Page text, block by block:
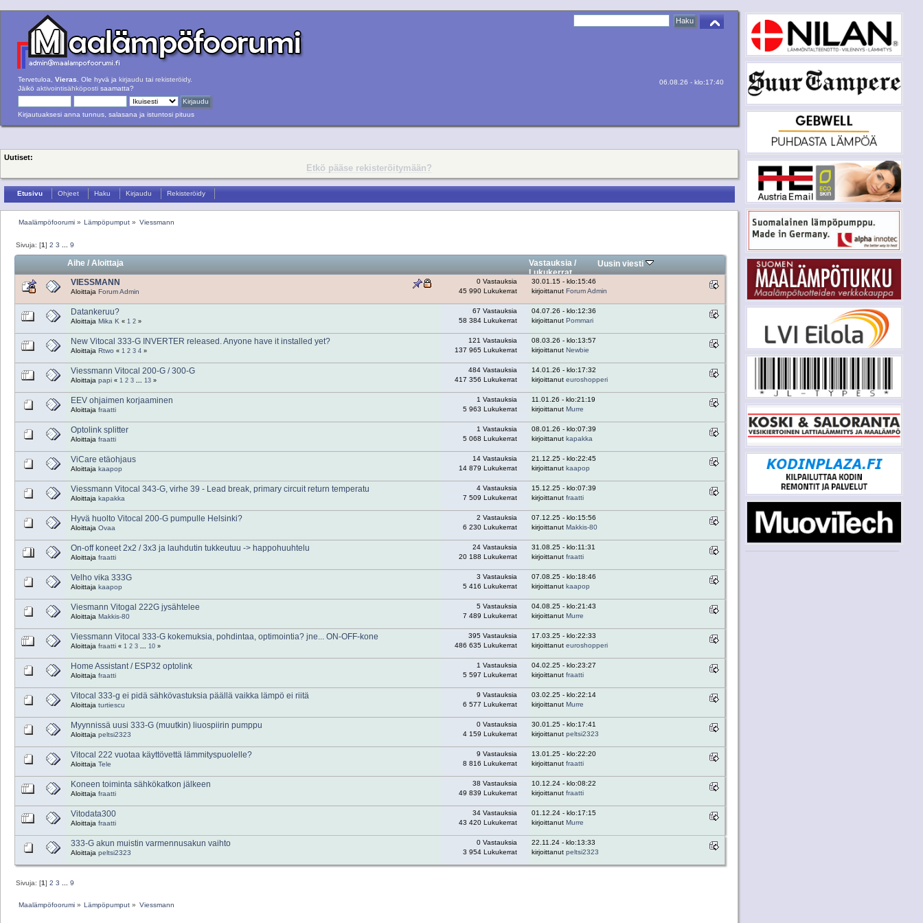
Tervetuloa, Vieras . Ole hyvä ja kirjaudu tai rekisteröidy.
Jäikö aktivointisähköposti saamatta?
Kirjautuaksesi anna tunnus, salasana ja istuntosi pituus
06.08.26 - klo:17:40
Uutiset:
Etkö pääse rekisteröitymään?
Etusivu Ohjeet Haku Kirjaudu Rekisteröidy
Maalämpöfoorumi» Lämpöpumput » Viessmann
Sivuja: [1]2 3 ...9
Aihe / Aloittaja Uusin viesti
Vastauksia/
Lukukerrat
VIESSMANN
Aloittaja Forum Admin
0 Vastauksia
45 990 Lukukerrat
30.01.15 - klo:15:46
kirjoittanutForum Admin
Datankeruu?
Aloittaja Mika K « 1 2»
67 Vastauksia
58 384 Lukukerrat
04.07.26 - klo:12:36
kirjoittanutPommari
New Vitocal 333-G INVERTER released. Anyone have it installed yet?
Aloittaja Rtwo « 1 2 3 4»
121 Vastauksia
137 965 Lukukerrat
08.03.26 - klo:13:57
kirjoittanutNewbie
Viessmann Vitocal 200-G / 300-G
Aloittaja papi « 1 2 3 13»
484 Vastauksia
417 356 Lukukerrat
14.01.26 - klo:17:32
kirjoittanuteuroshopperi
EEV ohjaimen korjaaminen
Aloittaja fraatti
1 Vastauksia
5 963 Lukukerrat
11.01.26 - klo:21:19
kirjoittanutMurre
Optolink splitter
Aloittaja fraatti
1 Vastauksia
5 068 Lukukerrat
08.01.26 - klo:07:39
kirjoittanutkapakka
ViCare etäohjaus
Aloittaja kaapop
14 Vastauksia
14 879 Lukukerrat
21.12.25 - klo:22:45
kirjoittanutkaapop
Viessmann Vitocal 343-G, virhe 39 - Lead break, primary circuit return temperatu
Aloittaja kapakka
4 Vastauksia
7 509 Lukukerrat
15.12.25 - klo:07:39
kirjoittanutfraatti
Hyvä huolto Vitocal 200-G pumpulle Helsinki?
Aloittaja Ovaa
2 Vastauksia
6 230 Lukukerrat
07.12.25 - klo:15:56
kirjoittanutMakkis-80
On-off koneet 2x2 / 3x3 ja lauhdutin tukkeutuu -> happohuuhtelu
Aloittaja fraatti
24 Vastauksia
20 188 Lukukerrat
31.08.25 - klo:11:31
kirjoittanutfraatti
Velho vika 333G
Aloittaja kaapop
3 Vastauksia
5 416 Lukukerrat
07.08.25 - klo:18:46
kirjoittanutkaapop
Viesmann Vitogal 222G jysähtelee
Aloittaja Makkis-80
5 Vastauksia
7 489 Lukukerrat
04.08.25 - klo:21:43
kirjoittanutMurre
Viessmann Vitocal 333-G kokemuksia, pohdintaa, optimointia? jne... ON-OFF-kone
Aloittaja fraatti « 1 2 3 10»
395 Vastauksia
486 635 Lukukerrat
17.03.25 - klo:22:33
kirjoittanuteuroshopperi
Home Assistant / ESP32 optolink
Aloittaja fraatti
1 Vastauksia
5 597 Lukukerrat
04.02.25 - klo:23:27
kirjoittanutfraatti
Vitocal 333-g ei pidä sähkövastuksia päällä vaikka lämpö ei riitä
Aloittaja turtiescu
9 Vastauksia
6 577 Lukukerrat
03.02.25 - klo:22:14
kirjoittanutMurre
Myynnissä uusi 333-G (muutkin) liuospiirin pumppu
Aloittaja peltsi2323
0 Vastauksia
4 159 Lukukerrat
30.01.25 - klo:17:41
kirjoittanutpeltsi2323
Vitocal 222 vuotaa käyttövettä lämmityspuolelle?
Aloittaja Tele
9 Vastauksia
8 816 Lukukerrat
13.01.25 - klo:22:20
kirjoittanutfraatti
Koneen toiminta sähkökatkon jälkeen
Aloittaja fraatti
38 Vastauksia
49 839 Lukukerrat
10.12.24 - klo:08:22
kirjoittanutfraatti
Vitodata300
Aloittaja fraatti
34 Vastauksia
43 420 Lukukerrat
01.12.24 - klo:17:15
kirjoittanutMurre
333-G akun muistin varmennusakun vaihto
Aloittaja peltsi2323
0 Vastauksia
3 954 Lukukerrat
22.11.24 - klo:13:33
kirjoittanutpeltsi2323
Sivuja: [1]2 3 ...9
Maalämpöfoorumi» Lämpöpumput » Viessmann